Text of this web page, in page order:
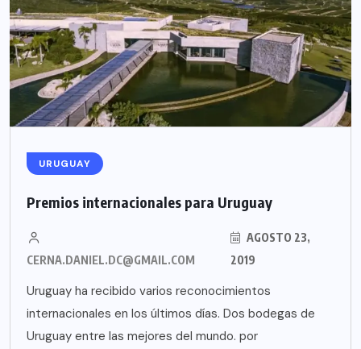
URUGUAY
Premios internacionales para Uruguay
CERNA.DANIEL.DC@GMAIL.COM
AGOSTO 23,
2019
Uruguay ha recibido varios reconocimientos
internacionales en los últimos días. Dos bodegas de
Uruguay entre las mejores del mundo. por